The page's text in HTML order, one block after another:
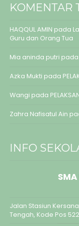
KOMENTAR
HAQQUL AMIN pada
Guru dan Orang Tua
Mia aninda putri pada
Azka Mukti pada
Wangi pada
Zahra Nafisatul Ain
INFO
SMA
Jalan Stasiun
Tengah, Kode Pos